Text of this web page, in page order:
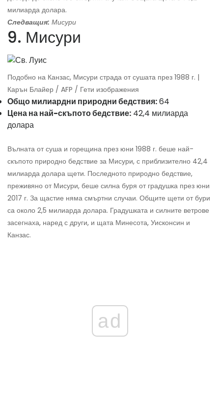
милиарда долара.
Следващия: Мисури
9. Мисури
Подобно на Канзас, Мисури страда от сушата през 1988 г. |
Карън Блайер / AFP / Гети изображения
Общо милиардни природни бедствия:64
Цена на най-скъпото бедствие: 42,4 милиарда
долара
Вълната от суша и горещина през юни 1988 г. беше най-
скъпото природно бедствие за Мисури, с приблизително 42,4
милиарда долара щети. Последното природно бедствие,
преживяно от Мисури, беше силна буря от градушка през юни
2017 г. За щастие няма смъртни случаи. Общите щети от бури
са около 2,5 милиарда долара. Градушката и силните ветрове
засегнаха, наред с други, и щата Минесота, Уисконсин и
Канзас.
ad